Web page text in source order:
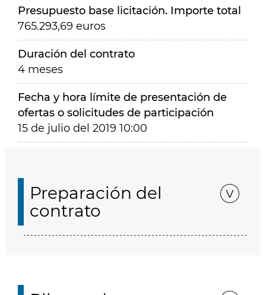
Presupuesto base licitación. Importe total
765.293,69 euros
Duración del contrato
4 meses
Fecha y hora límite de presentación de
ofertas o solicitudes de participación
15 de julio del 2019 10:00
Preparación del
contrato